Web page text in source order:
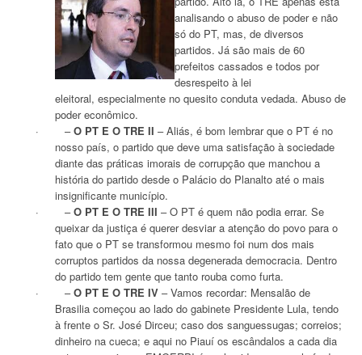
analisando o abuso de poder e não
só do PT, mas, de diversos
partidos. Já são mais de 60
prefeitos cassados e todos por
desrespeito à lei
eleitoral, especialmente no quesito conduta vedada. Abuso de
poder econômico.
· –O PT E O TRE II – Aliás, é bom lembrar que o PT é no
nosso país, o partido que deve uma satisfação à sociedade
diante das práticas imorais de corrupção que manchou a
história do partido desde o Palácio do Planalto até o mais
insignificante município.
· –O PT E O TRE III – O PT é quem não podia errar. Se
queixar da justiça é querer desviar a atenção do povo para o
fato que o PT se transformou mesmo foi num dos mais
corruptos partidos da nossa degenerada democracia. Dentro
do partido tem gente que tanto rouba como furta.
· –O PT E O TRE IV – Vamos recordar: Mensalão de
Brasilia começou ao lado do gabinete Presidente Lula, tendo
à frente o Sr. José Dirceu; caso dos sanguessugas; correios;
dinheiro na cueca; e aqui no Piauí os escândalos a cada dia